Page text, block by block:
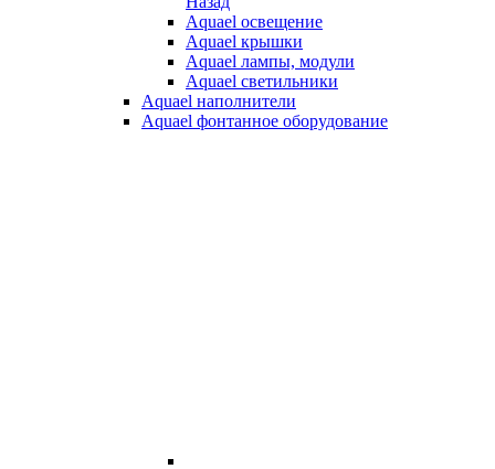
Aquael освещение
Aquael крышки
Aquael лампы, модули
Aquael светильники
Aquael наполнители
Aquael фонтанное оборудование